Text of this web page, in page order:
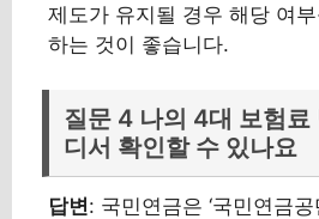
제도가 유지될 경우 해당 여
하는 것이 좋습니다.
질문 4 나의 4대 보험료
디서 확인할 수 있나요
답변: 국민연금은 ‘국민연금